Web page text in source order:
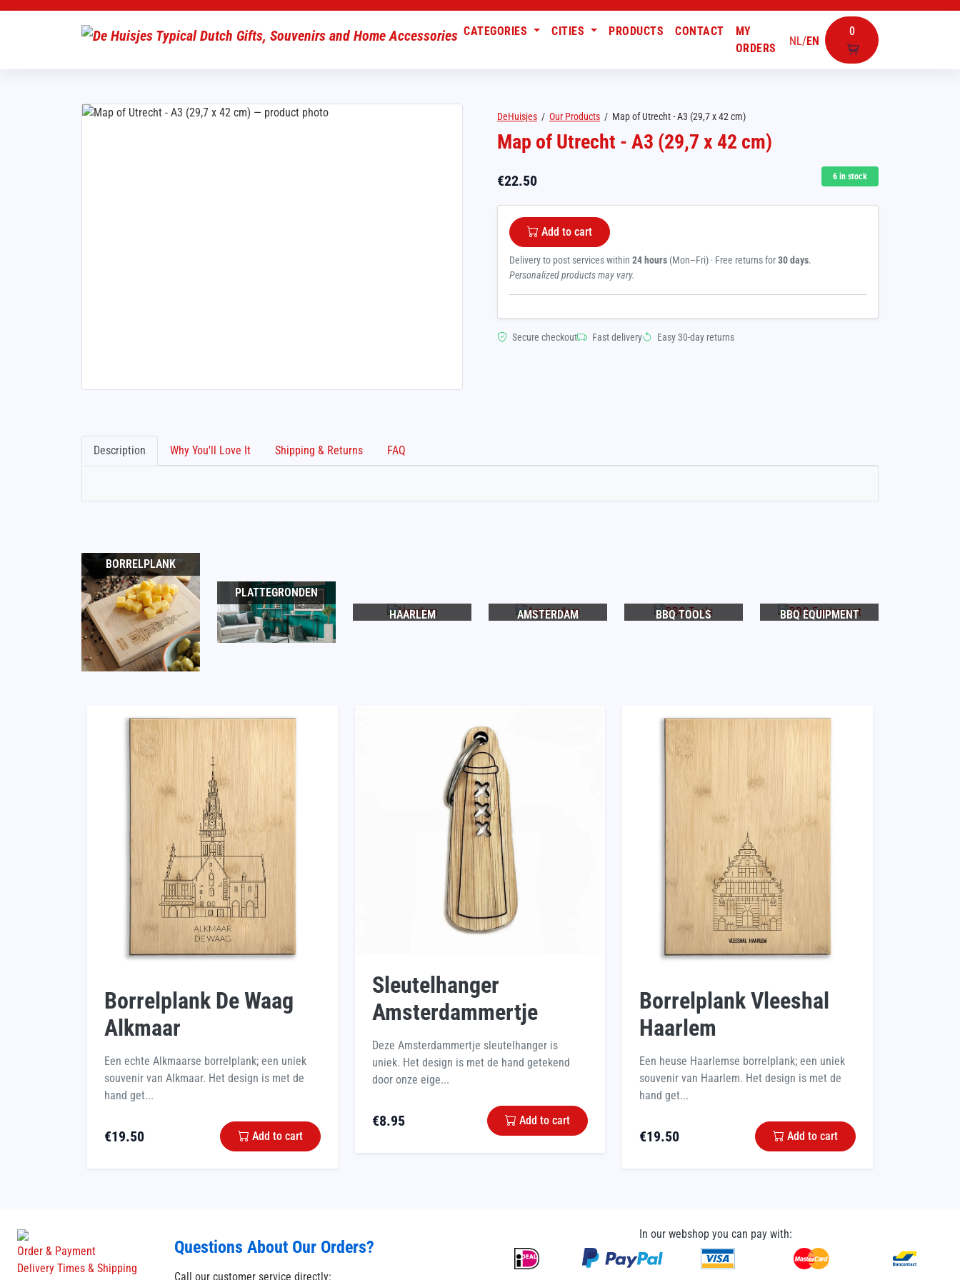
NL/EN
0
CATEGORIES CITIES PRODUCTS CONTACT
MY
ORDERS
DeHuisjes / Our Products / Map of Utrecht - A3 (29,7 x 42 cm)
Map of Utrecht - A3 (29,7 x 42 cm)
€22.50 6 in stock
Add to cart
Delivery to post services within 24 hours (Mon–Fri) · Free returns for30 days.
Personalized products may vary.
Secure checkout Fast delivery Easy 30-day returns
Description Why You'll Love It Shipping & Returns FAQ
BORRELPLANK
PLATTEGRONDEN
HAARLEM
AMSTERDAM BBQ TOOLS BBQ EQUIPMENT
Borrelplank De Waag
Alkmaar
Een echte Alkmaarse borrelplank; een uniek
souvenir van Alkmaar. Het design is met de
hand get...
€19.50 Add to cart
Sleutelhanger
Amsterdammertje
Deze Amsterdammertje sleutelhanger is
uniek. Het design is met de hand getekend
door onze eige...
€8.95 Add to cart
Borrelplank Vleeshal
Haarlem
Een heuse Haarlemse borrelplank; een uniek
souvenir van Haarlem. Het design is met de
hand get...
€19.50 Add to cart
Order & Payment
Delivery Times & Shipping
Questions About Our Orders?
Call our customer service directly:
In our webshop you can pay with: